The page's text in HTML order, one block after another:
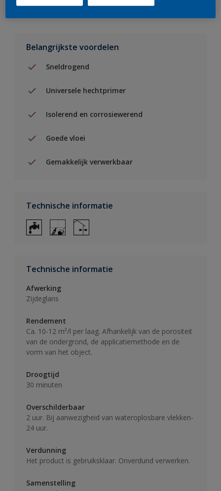
Belangrijkste voordelen
Sneldrogend
Universele hechtprimer
Isolerend en corrosiewerend
Goede vloei
Gemakkelijk verwerkbaar
Technische informatie
Technische informatie
Afwerking
Zijdeglans
Rendement
Ca. 10-12 m²/l per laag. Afhankelijk van de porositeit
van de ondergrond, de applicatiemethode en de
vorm van het object.
Droogtijd
30 minuten
Overschilderbaar
2 uur. Bij aanwezigheid van wateroplosbare vlekken-
24 uur.
Verdunning
Het product is gebruiksklaar. Onverdund verwerken.
Samenstelling